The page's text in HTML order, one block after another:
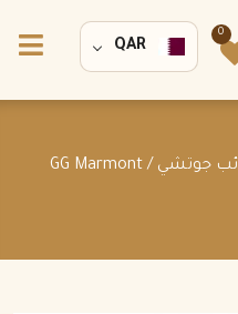
0
QAR
جوتشي
/ GG Marmont